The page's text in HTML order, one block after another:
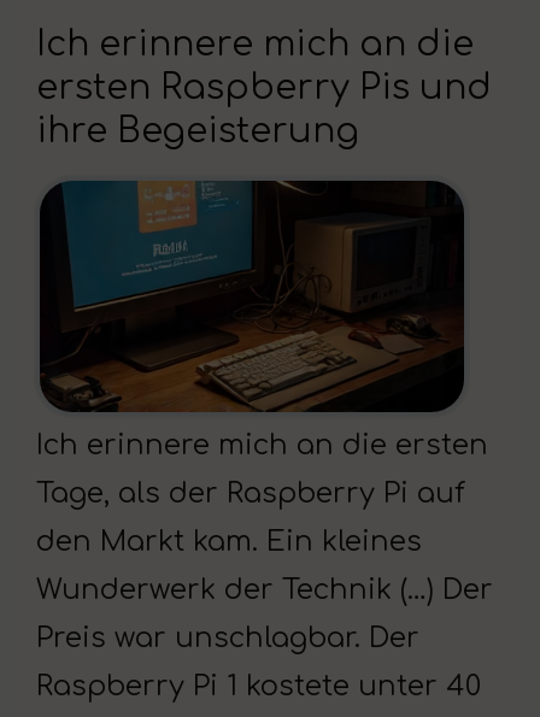
Ich erinnere mich an die
ersten Raspberry Pis und
ihre Begeisterung
Ich erinnere mich an die ersten
Tage, als der Raspberry Pi auf
den Markt kam. Ein kleines
Wunderwerk der Technik (…) Der
Preis war unschlagbar. Der
Raspberry Pi 1 kostete unter 40